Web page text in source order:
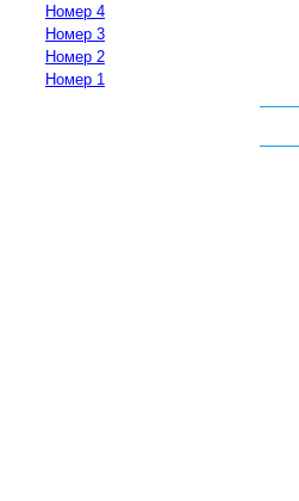
Номер 4
Номер 3
Номер 2
Номер 1